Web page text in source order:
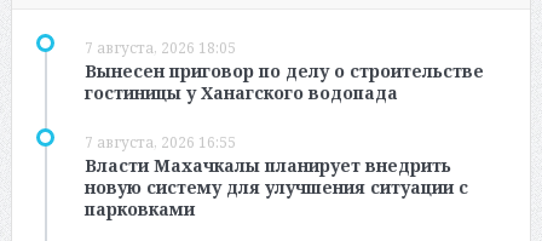
7 августа, 2026 18:05
Вынесен приговор по делу о строительстве
гостиницы у Ханагского водопада
7 августа, 2026 16:55
Власти Махачкалы планирует внедрить
новую систему для улучшения ситуации с
парковками